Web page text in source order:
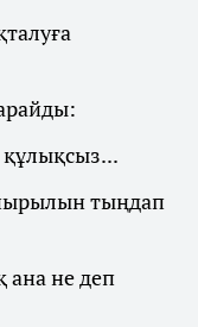
құлықсыз...
тыңдап
не деп